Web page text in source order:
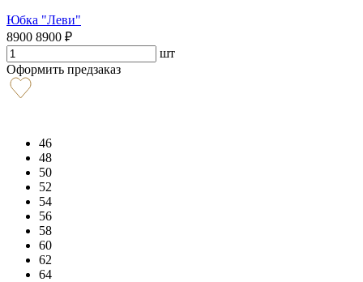
Юбка "Леви"
8900 8900 ₽
шт
Оформить предзаказ
46
48
50
52
54
56
58
60
62
64